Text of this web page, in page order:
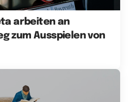
arbeiten an
zum Ausspielen von